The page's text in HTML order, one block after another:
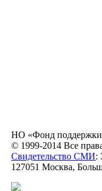
НО «Фонд поддержки
© 1999-2014 Все
Свидетельство СМИ:
127051 Москва,